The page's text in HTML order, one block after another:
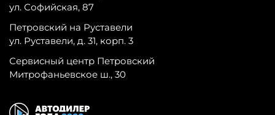
ул. Софийская, 87
Петровский на Руставели
ул. Руставели, д. 31, корп. 3
Сервисный центр Петровский
Митрофаньевское ш., 30